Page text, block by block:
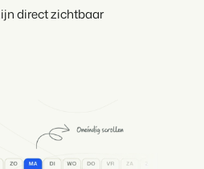
direct zichtbaar